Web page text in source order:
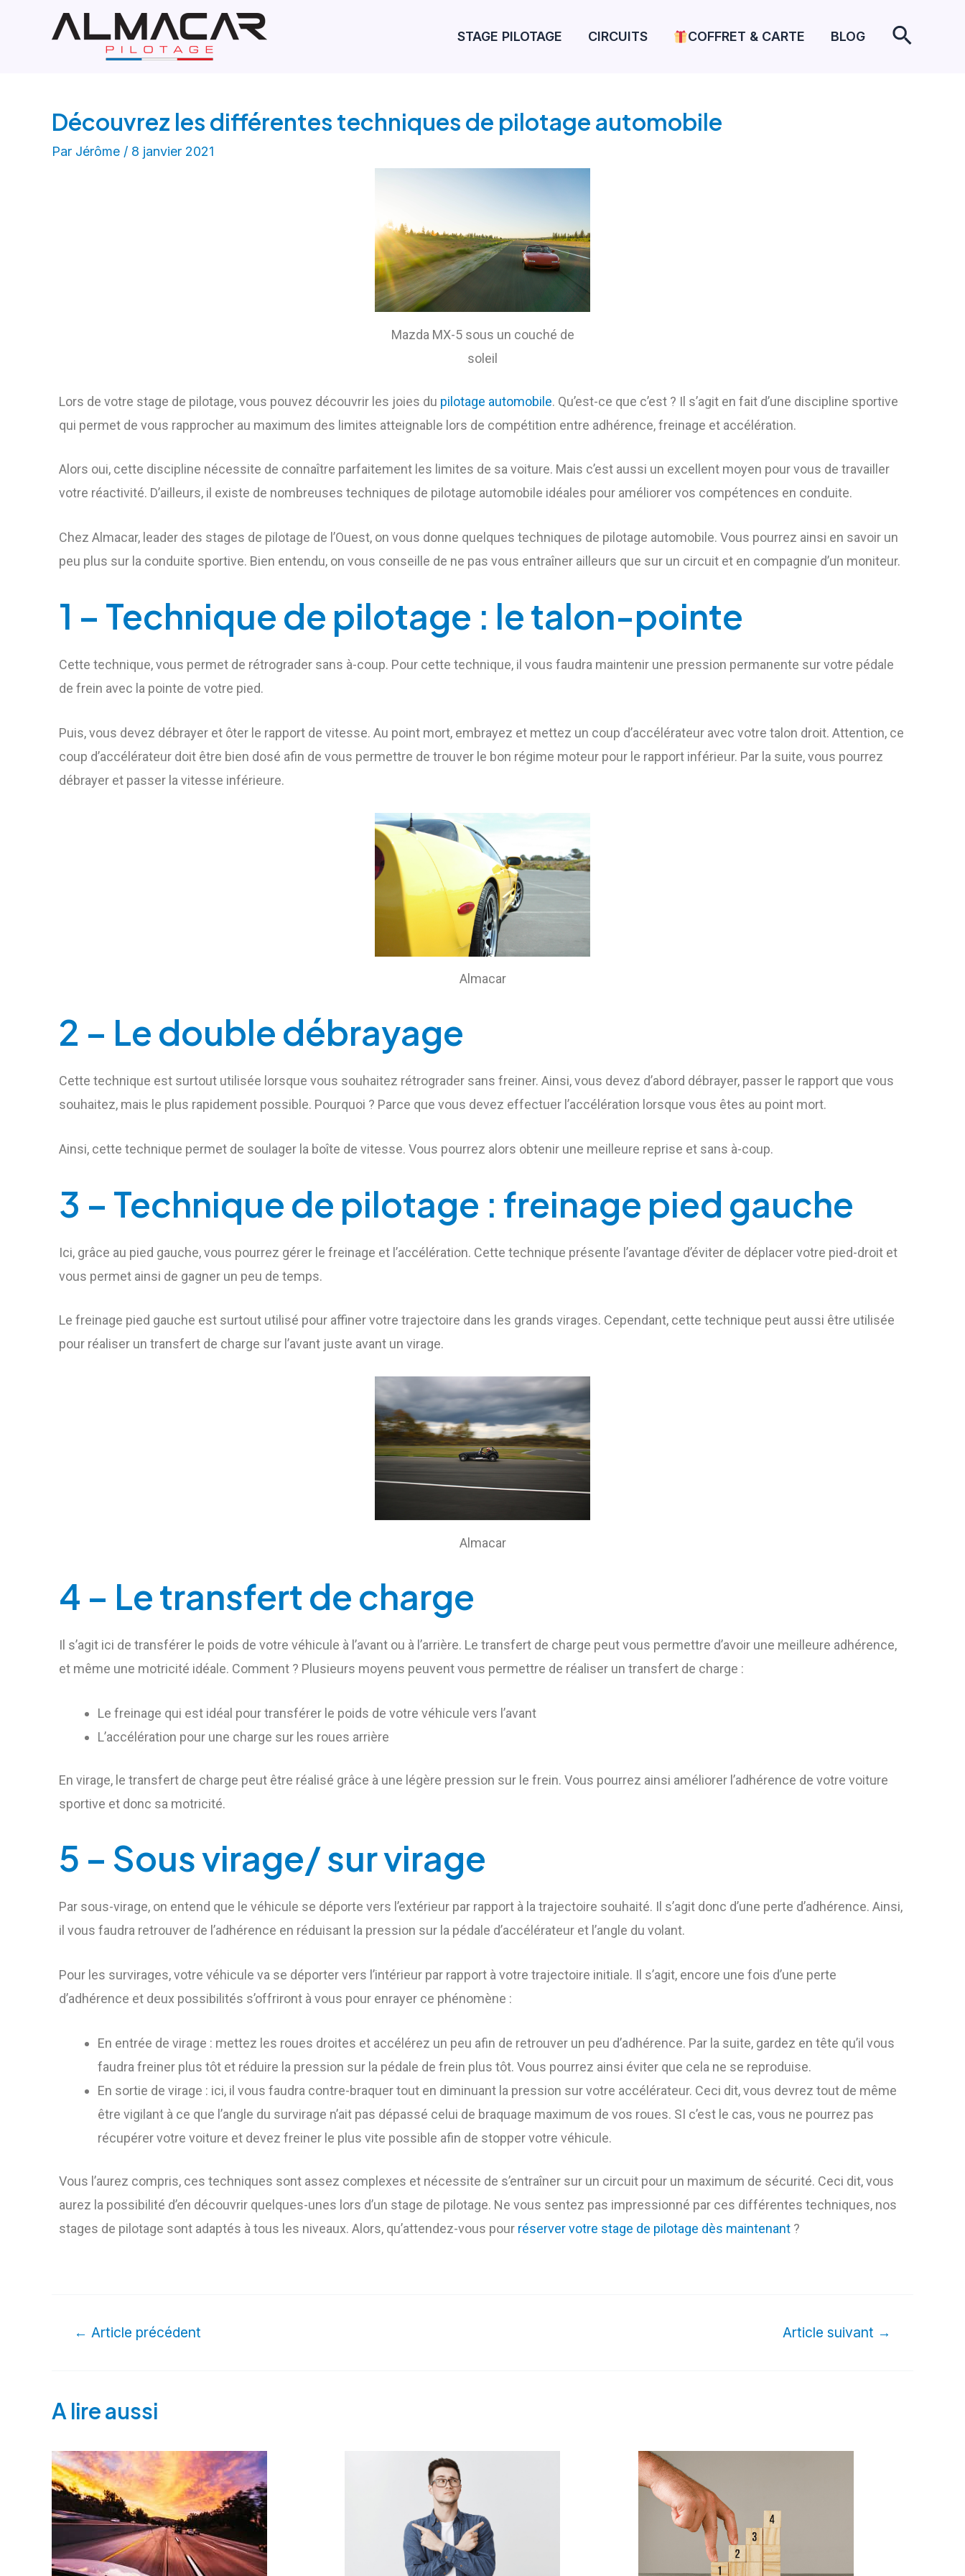
STAGE PILOTAGE CIRCUITS COFFRET & CARTE BLOG
Découvrez les différentes techniques de pilotage automobile
Par Jérôme / 8 janvier 2021
Mazda MX-5 sous un couché de
soleil
Lors de votre stage de pilotage, vous pouvez découvrir les joies du pilotage automobile. Qu’est-ce que c’est ? Il s’agit en fait d’une discipline sportive
qui permet de vous rapprocher au maximum des limites atteignable lors de compétition entre adhérence, freinage et accélération.
Alors oui, cette discipline nécessite de connaître parfaitement les limites de sa voiture. Mais c’est aussi un excellent moyen pour vous de travailler
votre réactivité. D’ailleurs, il existe de nombreuses techniques de pilotage automobile idéales pour améliorer vos compétences en conduite.
Chez Almacar, leader des stages de pilotage de l’Ouest, on vous donne quelques techniques de pilotage automobile. Vous pourrez ainsi en savoir un
peu plus sur la conduite sportive. Bien entendu, on vous conseille de ne pas vous entraîner ailleurs que sur un circuit et en compagnie d’un moniteur.
1 – Technique de pilotage : le talon-pointe
Cette technique, vous permet de rétrograder sans à-coup. Pour cette technique, il vous faudra maintenir une pression permanente sur votre pédale
de frein avec la pointe de votre pied.
Puis, vous devez débrayer et ôter le rapport de vitesse. Au point mort, embrayez et mettez un coup d’accélérateur avec votre talon droit. Attention, ce
coup d’accélérateur doit être bien dosé afin de vous permettre de trouver le bon régime moteur pour le rapport inférieur. Par la suite, vous pourrez
débrayer et passer la vitesse inférieure.
Almacar
2 – Le double débrayage
Cette technique est surtout utilisée lorsque vous souhaitez rétrograder sans freiner. Ainsi, vous devez d’abord débrayer, passer le rapport que vous
souhaitez, mais le plus rapidement possible. Pourquoi ? Parce que vous devez effectuer l’accélération lorsque vous êtes au point mort.
Ainsi, cette technique permet de soulager la boîte de vitesse. Vous pourrez alors obtenir une meilleure reprise et sans à-coup.
3 – Technique de pilotage : freinage pied gauche
Ici, grâce au pied gauche, vous pourrez gérer le freinage et l’accélération. Cette technique présente l’avantage d’éviter de déplacer votre pied-droit et
vous permet ainsi de gagner un peu de temps.
Le freinage pied gauche est surtout utilisé pour affiner votre trajectoire dans les grands virages. Cependant, cette technique peut aussi être utilisée
pour réaliser un transfert de charge sur l’avant juste avant un virage.
Almacar
4 – Le transfert de charge
Il s’agit ici de transférer le poids de votre véhicule à l’avant ou à l’arrière. Le transfert de charge peut vous permettre d’avoir une meilleure adhérence,
et même une motricité idéale. Comment ? Plusieurs moyens peuvent vous permettre de réaliser un transfert de charge :
Le freinage qui est idéal pour transférer le poids de votre véhicule vers l’avant
L’accélération pour une charge sur les roues arrière
En virage, le transfert de charge peut être réalisé grâce à une légère pression sur le frein. Vous pourrez ainsi améliorer l’adhérence de votre voiture
sportive et donc sa motricité.
5 – Sous virage/ sur virage
Par sous-virage, on entend que le véhicule se déporte vers l’extérieur par rapport à la trajectoire souhaité. Il s’agit donc d’une perte d’adhérence. Ainsi,
il vous faudra retrouver de l’adhérence en réduisant la pression sur la pédale d’accélérateur et l’angle du volant.
Pour les survirages, votre véhicule va se déporter vers l’intérieur par rapport à votre trajectoire initiale. Il s’agit, encore une fois d’une perte
d’adhérence et deux possibilités s’offriront à vous pour enrayer ce phénomène :
En entrée de virage : mettez les roues droites et accélérez un peu afin de retrouver un peu d’adhérence. Par la suite, gardez en tête qu’il vous
faudra freiner plus tôt et réduire la pression sur la pédale de frein plus tôt. Vous pourrez ainsi éviter que cela ne se reproduise.
En sortie de virage : ici, il vous faudra contre-braquer tout en diminuant la pression sur votre accélérateur. Ceci dit, vous devrez tout de même
être vigilant à ce que l’angle du survirage n’ait pas dépassé celui de braquage maximum de vos roues. SI c’est le cas, vous ne pourrez pas
récupérer votre voiture et devez freiner le plus vite possible afin de stopper votre véhicule.
Vous l’aurez compris, ces techniques sont assez complexes et nécessite de s’entraîner sur un circuit pour un maximum de sécurité. Ceci dit, vous
aurez la possibilité d’en découvrir quelques-unes lors d’un stage de pilotage. Ne vous sentez pas impressionné par ces différentes techniques, nos
stages de pilotage sont adaptés à tous les niveaux. Alors, qu’attendez-vous pour réserver votre stage de pilotage dès maintenant ?
Navigation
de
← Article précédent Article suivant →
A lire aussi